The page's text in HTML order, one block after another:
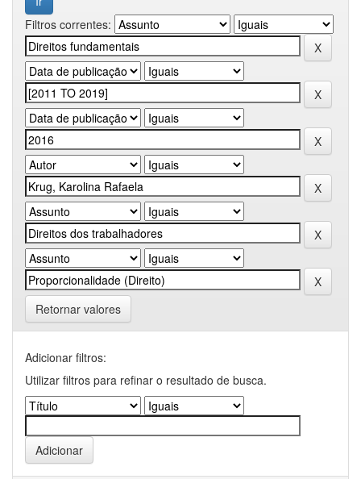
Filtros correntes:
Retornar valores
Adicionar filtros:
Utilizar filtros para refinar o resultado de busca.